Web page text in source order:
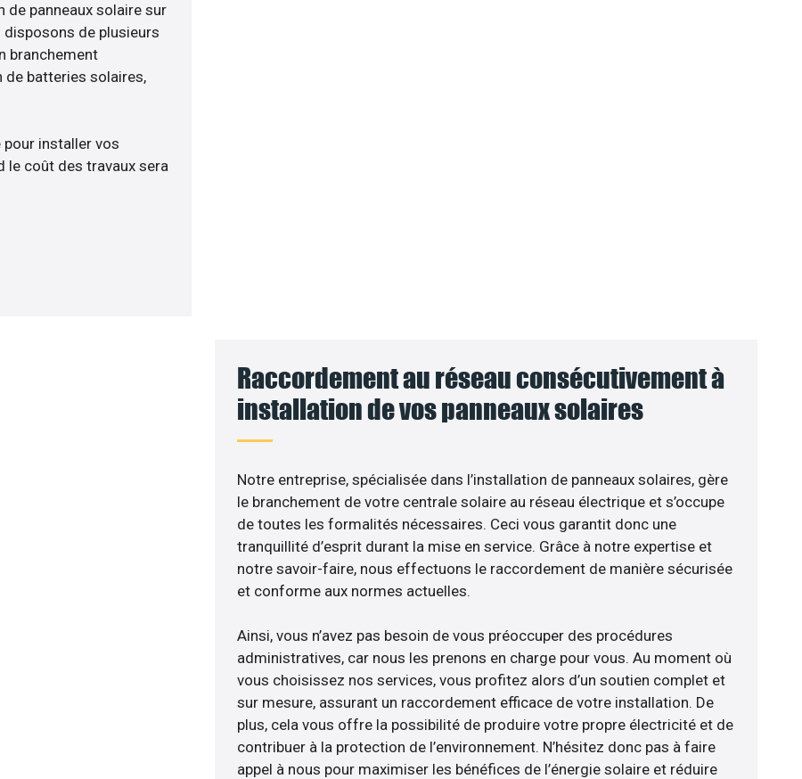
de panneaux solaire sur
de plusieurs
branchement
de batteries solaires,
installer vos
le coût des travaux sera
Raccordement au réseau consécutivement à
installation de vos panneaux solaires
Notre entreprise, spécialisée dans l’installation de panneaux solaires, gère
le branchement de votre centrale solaire au réseau électrique et s’occupe
de toutes les formalités nécessaires. Ceci vous garantit donc une
tranquillité d’esprit durant la mise en service. Grâce à notre expertise et
notre savoir-faire, nous effectuons le raccordement de manière sécurisée
et conforme aux normes actuelles.
Ainsi, vous n’avez pas besoin de vous préoccuper des procédures
administratives, car nous les prenons en charge pour vous. Au moment où
vous choisissez nos services, vous profitez alors d’un soutien complet et
sur mesure, assurant un raccordement efficace de votre installation. De
plus, cela vous offre la possibilité de produire votre propre électricité et de
contribuer à la protection de l’environnement. N’hésitez donc pas à faire
appel à nous pour maximiser les bénéfices de l’énergie solaire et réduire